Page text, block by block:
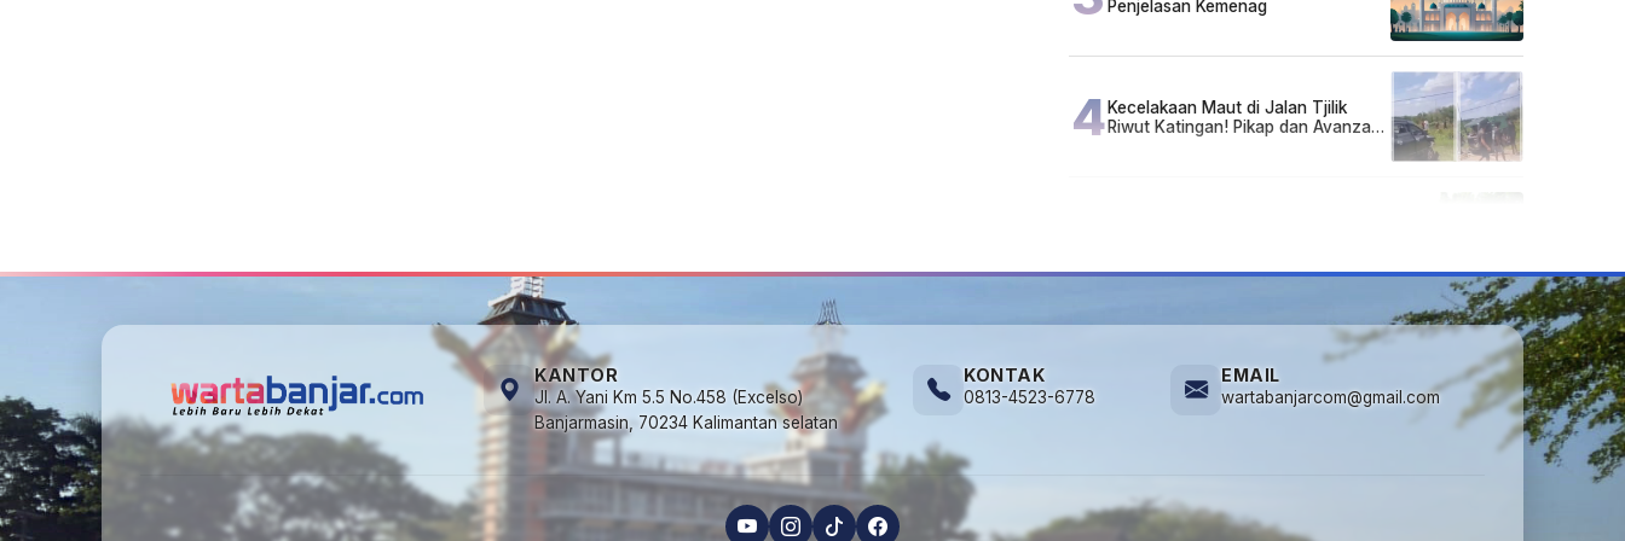
Penjelasan Kemenag
4Kecelakaan Maut di Jalan Tjilik
Riwut Katingan! Pikap dan Avanza
KANTOR
Jl. A. Yani Km 5.5 No.458 (Excelso)
Banjarmasin, 70234 Kalimantan selatan
KONTAK
0813-4523-6778
EMAIL
wartabanjarcom@gmail.com